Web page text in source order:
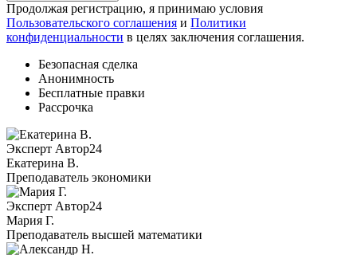
Продолжая регистрацию, я принимаю условия
Пользовательского соглашения и Политики
конфиденциальности в целях заключения соглашения.
Безопасная сделка
Анонимность
Бесплатные правки
Рассрочка
Эксперт Автор24
Екатерина B.
Преподаватель экономики
Эксперт Автор24
Мария Г.
Преподаватель высшей математики